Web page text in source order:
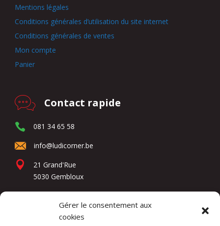
Gérer le consentement aux
cookies
Mentions légales
Conditions générales d’utilisation du site internet
Conditions générales de ventes
Mon compte
Panier
Contact rapide
081 34 65 58
info@ludicorner.be
21 Grand'Rue
5030 Gembloux
Réseaux sociaux